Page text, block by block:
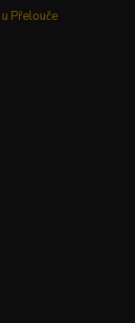
Přelouče